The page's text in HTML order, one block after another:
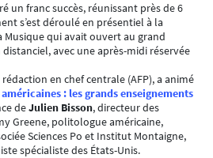
un franc succès, réunissant près de 6
s’est déroulé en présentiel à la
Musique qui avait ouvert au grand
distanciel, avec une après-midi réservée
en chef centrale (AFP), a animé
: les grands enseignements
deJulien Bisson, directeur des
Greene, politologue américaine,
Sciences Po et Institut Montaigne,
spécialiste des États-Unis.